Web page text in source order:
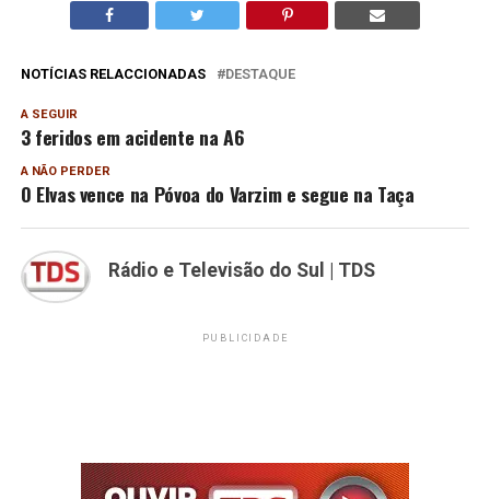
NOTÍCIAS RELACCIONADAS DESTAQUE
A SEGUIR
3 feridos em acidente na A6
A NÃO PERDER
O Elvas vence na Póvoa do Varzim e segue na Taça
Rádio e Televisão do Sul | TDS
PUBLICIDADE